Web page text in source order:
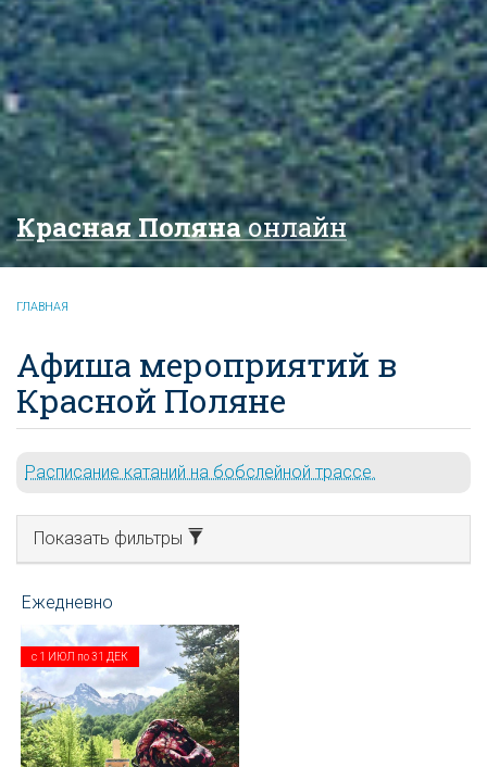
Красная Полянаонлайн
ГЛАВНАЯ
Афиша мероприятий в
Красной Поляне
Расписание катаний на бобслейной трассе.
Показать фильтры
с 1 ИЮЛ по31 ДЕК